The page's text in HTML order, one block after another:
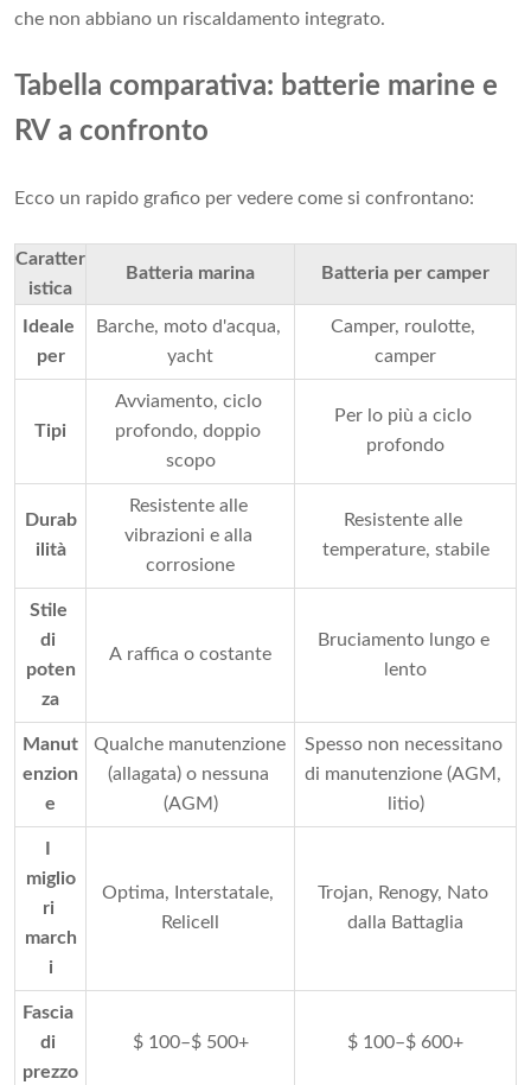
che non abbiano un riscaldamento integrato.
Tabella comparativa: batterie marine e
RV a confronto
Ecco un rapido grafico per vedere come si confrontano:
Caratter
istica
Batteria marina Batteria per camper
Ideale
per
Barche, moto d'acqua,
yacht
Camper, roulotte,
camper
Tipi
Avviamento, ciclo
profondo, doppio
scopo
Per lo più a ciclo
profondo
Durab
ilità
Resistente alle
vibrazioni e alla
corrosione
Resistente alle
temperature, stabile
Stile
di
poten
za
A raffica o costante
Bruciamento lungo e
lento
Manut
enzion
e
Qualche manutenzione
(allagata) o nessuna
(AGM)
Spesso non necessitano
di manutenzione (AGM,
litio)
miglio
ri
march
i
Optima, Interstatale,
Relicell
Trojan, Renogy, Nato
dalla Battaglia
Fascia
di
prezzo
$ 100–$ 500+ $ 100–$ 600+